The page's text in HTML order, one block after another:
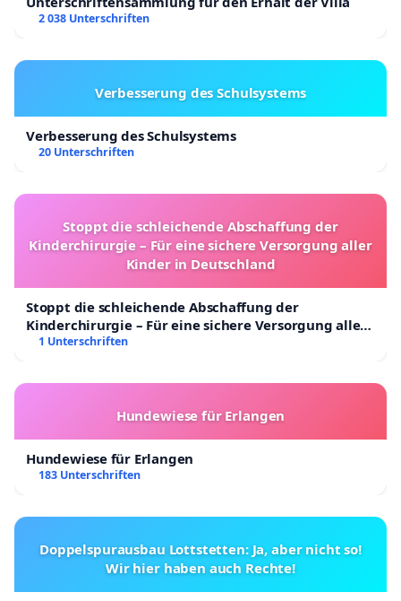
2 038 Unterschriften
Verbesserung des Schulsystems
Verbesserung des Schulsystems
20 Unterschriften
Stoppt die schleichende Abschaffung der
Kinderchirurgie – Für eine sichere Versorgung aller
Kinder in Deutschland
Stoppt die schleichende Abschaffung der
Kinderchirurgie – Für eine sichere Versorgung aller
Kinder in Deutschland
1 Unterschriften
Hundewiese für Erlangen
Hundewiese für Erlangen
183 Unterschriften
Doppelspurausbau Lottstetten: Ja, aber nicht so!
Wir hier haben auch Rechte!